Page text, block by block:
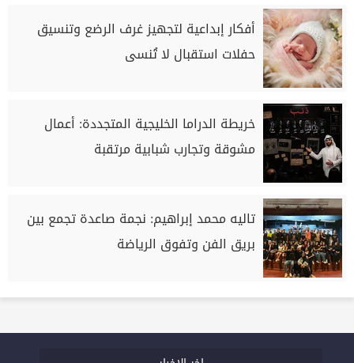
أفكار إبداعية لتجهيز غرف الرضع وتنسيق
حفلات استقبال لا تُنسى
خريطة الدراما الخليجية المتجددة: أعمال
مشوقة وتجارب شبابية مرتقبة
تاليه محمد إبراهيم: نجمة صاعدة تجمع بين
بريق الفن وتفوق الرياضة